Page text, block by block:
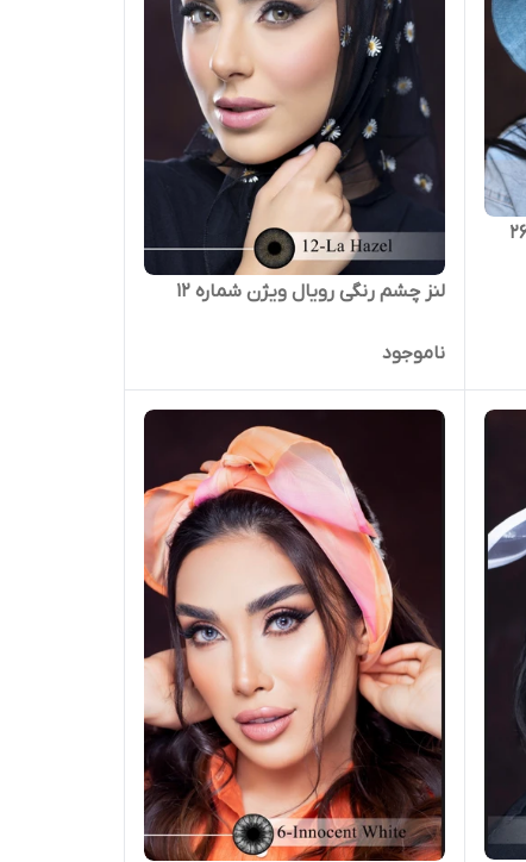
لنز چشم رنگی رویال ویژن شماره 12
ناموجود